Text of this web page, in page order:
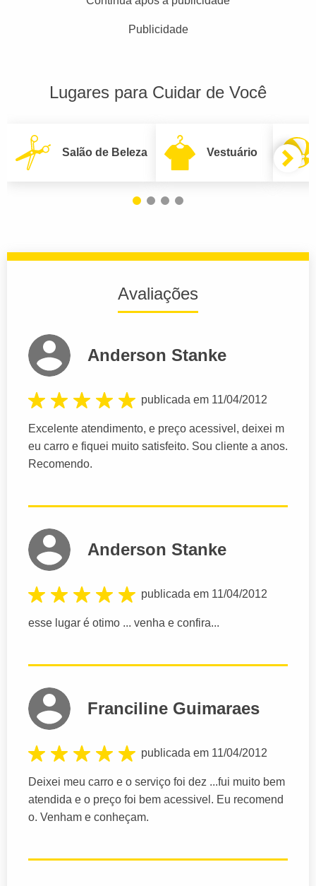
Publicidade
Lugares para Cuidar de Você
Salão de Beleza Vestuário
Avaliações
Anderson Stanke
publicada em 11/04/2012
Excelente atendimento, e preço acessivel, deixei m
eu carro e fiquei muito satisfeito. Sou cliente a anos.
Recomendo.
Anderson Stanke
publicada em 11/04/2012
esse lugar é otimo ... venha e confira...
Franciline Guimaraes
publicada em 11/04/2012
Deixei meu carro e o serviço foi dez ...fui muito bem
atendida e o preço foi bem acessivel. Eu recomend
o. Venham e conheçam.